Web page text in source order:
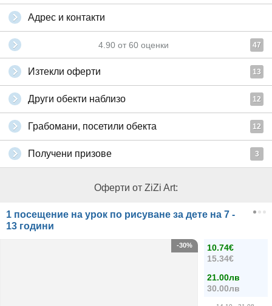
Адрес и контакти
4.90 от 60 оценки 47
Изтекли оферти 13
Други обекти наблизо 12
Грабомани, посетили обекта 12
Получени призове 3
Оферти от ZiZi Art:
1 посещение на урок по рисуване за дете на 7 -
13 години
10.74€
15.34€
21.00лв
30.00лв
-30%